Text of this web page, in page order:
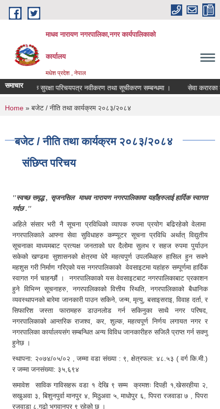
Skip to main content
माधव नारायण नगरपालिका,नगर कार्यपालिकाको
कार्यालय
मधेश प्रदेश , नेपाल
समाचार
सामाजिक सुरक्षा परिचयपत्र नवीकरण तथा सूचीकरण सम्बन्धमा ।
You are here
Home » बजेट / नीति तथा कार्यक्रम २०८३/२०८४
बजेट / नीति तथा कार्यक्रम २०८३/२०८४
संछिप्त परिचय
"स्वच्छ समृद्ध , सृजनसिल माधव नारायण नगरपालिकामा यहाँहरुलाई हार्दिक स्वागत
गर्दछ ."
अहिले संसार भरी नै सूचना प्रविधिको व्यापक रुपमा प्रयोग बढिरहेको वेलामा
नगरपालिकाले आफ्ना सेवा सुविधाहरु कम्प्यूटर सूचना प्रविधि अर्थात् विद्युतीय
सूचनाका माध्यमबाट प्रत्यक्ष जनताको घर दैलोमा सुलभ र सहज रुपमा पुर्याउन
सकेको खण्डमा सुशासनको क्षेत्रमा धेरै महत्वपुर्ण उपलब्धिहरु हासिल हुन सक्ने
महशुस गरी निर्माण गरिएको यस नगरपालिकाको वेवसाइटमा यहांहरु सम्पूर्णमा हार्दिक
स्वागत गर्न चाहन्छौं । नगरपालिकाको यस वेवसाइटबाट नगरपालिकाबाट प्रकाशन
हुने विभिन्न सूचनाहरु, नगरपालिकाको वित्तीय स्थिति, नगरपालिकाको बैधानिक
व्यवस्थापनको बारेमा जानकारी पाउन सकिने, जन्म, मृत्यु, बसाइसराइ, विवाह दर्ता, र
सिफारिश जस्ता फारामहरु डाउनलोड गर्न सकिनुका साथै नगर परिषद,
नगरपालिकाको आन्तरिक राजश्व, कर, शुल्क, महत्वपूर्ण निर्णय लगायत नगर र
नगरपालिका कार्यालयसंग सम्बन्धित अन्य विविध जानकारीहरु सजिलै प्राप्त गर्न सक्नु
हुनेछ ।
स्थापना: २०७४/०५/०२ , जम्मा वडा संख्या : ९, क्षेत्रफल: ४८.५३ ( वर्ग कि.मी.)
र जम्मा जनसंख्या: ३५,६९४
समावेश साविक गाविसहरू वडा १ देखि ९ सम्म क्रमशः दिपही १,खेसरहीया २,
सखुअवा ३, बिशुनपुर्वा मानपुर ४, मिठुअवा ५, माधोपुर ६, पिपरा रजवाडा ७ , पिपरा
रजवाडा ८,गढो भगवानपुर ९ रहेको छ ।